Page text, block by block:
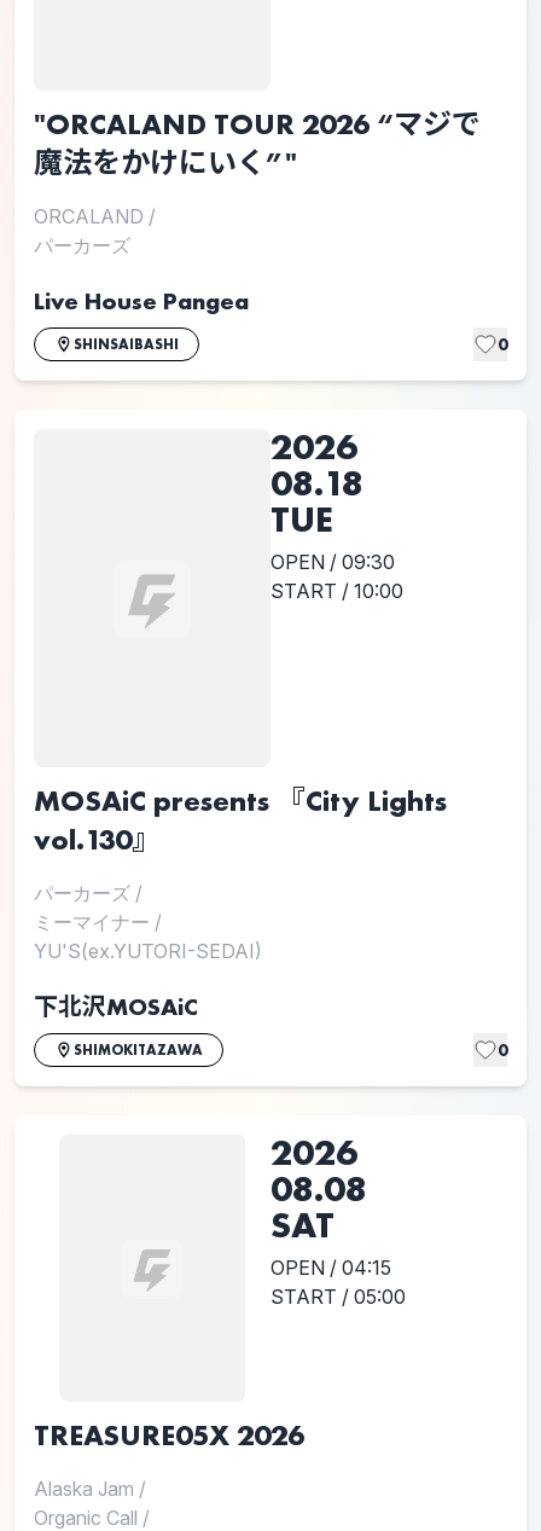
"ORCALAND TOUR 2026 “マジで
魔法をかけにいく”"
ORCALAND /
パーカーズ
Live House Pangea
SHINSAIBASHI 0
2026
08.18
TUE
OPEN / 09:30
START / 10:00
MOSAiC presents 『City Lights
vol.130』
パーカーズ /
ミーマイナー /
YU'S(ex.YUTORI-SEDAI)
下北沢MOSAiC
SHIMOKITAZAWA 0
2026
08.08
SAT
OPEN / 04:15
START / 05:00
TREASURE05X 2026
Alaska Jam /
Organic Call /